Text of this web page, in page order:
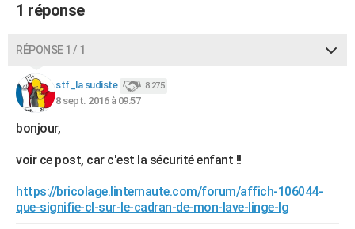
BONS PLANS
CARTE DE VOEUX
Carte de Noël
Carte Bonne année
Carte Saint-Valentin
Carte Pâques
Carte d'anniversaire
DICTIONNAIRE
Dictionnaire
Biographies
Citations
Expressions
Proverbes
FORUM
1 réponse
RÉPONSE 1 / 1
stf_la sudiste 8 275
8 sept. 2016 à 09:57
bonjour,
voir ce post, car c'est la sécurité enfant !!
https://bricolage.linternaute.com/forum/affich-106044-
que-signifie-cl-sur-le-cadran-de-mon-lave-linge-lg